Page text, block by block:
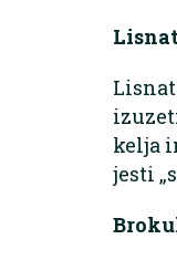
kelja
jesti